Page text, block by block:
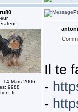
14 Mars 2006
9988
fr
Il te
-
-